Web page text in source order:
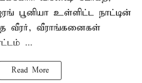
பூனியா உள்ளிட்ட நாட்டின்
வீரர், வீராங்கனைகள்
...
Read More